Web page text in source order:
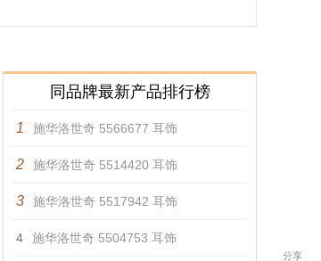
同品牌最新产品排行榜
1 施华洛世奇 5566677 耳饰
2 施华洛世奇 5514420 耳饰
3 施华洛世奇 5517942 耳饰
4 施华洛世奇 5504753 耳饰
分享